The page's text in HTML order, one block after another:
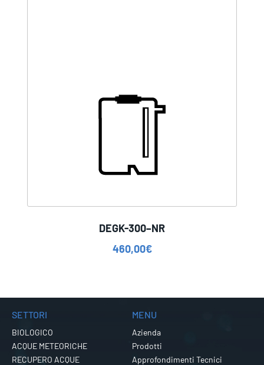
DEGK-300–NR
460,00€
SETTORI
BIOLOGICO
ACQUE METEORICHE
RECUPERO ACQUE
MENU
Azienda
Prodotti
Approfondimenti Tecnici